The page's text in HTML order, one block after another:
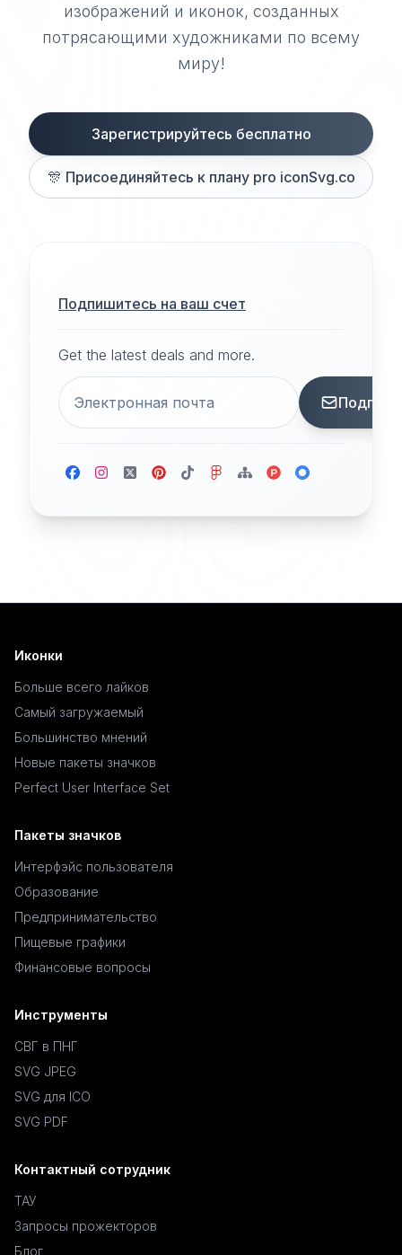
изображений и иконок, созданных
потрясающими художниками по всему
миру!
Зарегистрируйтесь бесплатно
🎊 Присоединяйтесь к плану pro iconSvg.co
Подпишитесь на ваш счет
Get the latest deals and more.
Иконки
Больше всего лайков
Самый загружаемый
Большинство мнений
Новые пакеты значков
Perfect User Interface Set
Пакеты значков
Интерфэйс пользователя
Образование
Предпринимательство
Пищевые графики
Финансовые вопросы
Инструменты
СВГ в ПНГ
SVG JPEG
SVG для ICO
SVG PDF
Контактный сотрудник
ТАУ
Запросы прожекторов
Блог